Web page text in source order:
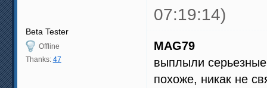
07:19:14)
Beta Tester
Offline
Thanks: 47
MAG79
выплыли
похоже, никак не